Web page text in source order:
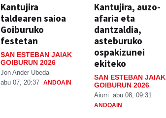
Kantujira
taldearen saioa
Goiburuko
festetan
SAN ESTEBAN JAIAK
GOIBURUN 2026
Jon Ander Ubeda
abu 07, 20:37 ANDOAIN
Kantujira, auzo-
afaria eta
dantzaldia,
asteburuko
ospakizunei
ekiteko
SAN ESTEBAN JAIAK
GOIBURUN 2026
Aiurri abu 08, 09:31
ANDOAIN